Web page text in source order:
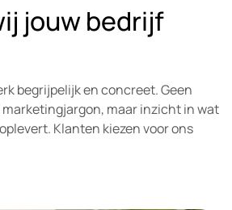
jouw bedrijf
begrijpelijk en concreet. Geen
maar inzicht in wat
Klanten kiezen voor ons